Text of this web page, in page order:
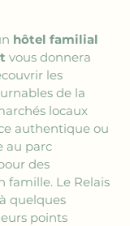
hôtel familial
vous donnera
les
de la
locaux
authentique ou
au parc
des
famille. Le Relais
quelques
points